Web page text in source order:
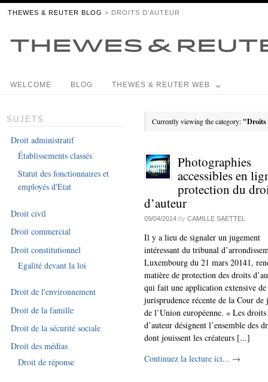
THEWES & REUTER BLOG > DROITS D'AUTEUR
WELCOME BLOG THEWES & REUTER WEB
Currently viewing the category: "Droits
Photographies
accessibles en
protection du
d’auteur
09/04/2014 by CAMILLE SAETTEL
Il y a lieu de signaler un jugement
intéressant du tribunal
Luxembourg du 21 mars 20141,
matière de protection des droits
qui fait une application extensive
jurisprudence récente de la Cour de
de l’Union européenne. « Les droits
d’auteur désignent l’ensemble des
dont jouissent les créateurs [...]
Continuez la lecture ici... →
SUJETS
Droit administratif
Établissements classés
Statut des fonctionnaires et
employés d'Etat
Droit civil
Droit commercial
Droit constitutionnel
Egalité devant la loi
Droit de l'environnement
Droit de la famille
Droit de la sécurité sociale
Droit des médias
Droit de réponse